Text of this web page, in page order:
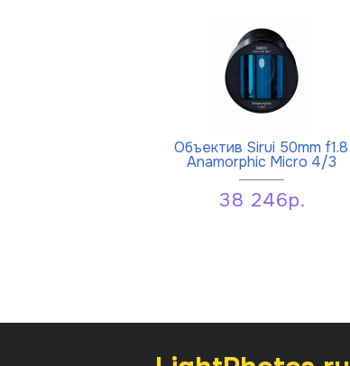
Объектив Sirui 50mm f1.8
Anamorphic Micro 4/3
38 246р.